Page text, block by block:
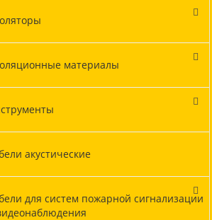
материалы
акустические
для систем пожарной сигнализации